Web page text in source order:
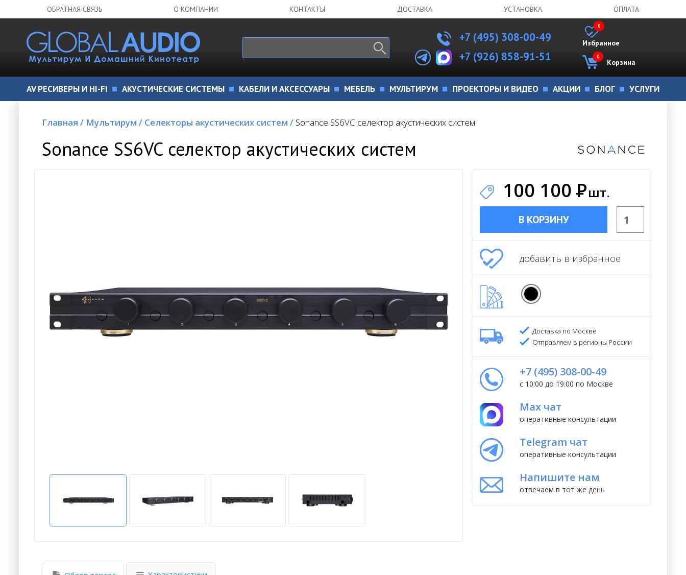
ОБРАТНАЯ СВЯЗЬ О КОМПАНИИ КОНТАКТЫ ДОСТАВКА УСТАНОВКА ОПЛАТА
+7 (495) 308-00-49
+7 (926) 858-91-51
Избранное
0
Корзина
0
AV РЕСИВЕРЫ И HI-FI АКУСТИЧЕСКИЕ СИСТЕМЫ КАБЕЛИ И АКСЕССУАРЫ МЕБЕЛЬ МУЛЬТИРУМ ПРОЕКТОРЫ И ВИДЕО АКЦИИ БЛОГ УСЛУГИ
Главная / Мультирум / Селекторы акустических систем / Sonance SS6VC селектор акустических систем
Sonance SS6VC селектор акустических систем
100 100 Ршт.
В КОРЗИНУ
добавить в избранное
Доставка по Москве
Отправляем в регионы России
+7 (495) 308-00-49
с 10:00 до 19:00 по Москве
Max чат
оперативные консультации
Telegram чат
оперативные консультации
Напишите нам
отвечаем в тот же день